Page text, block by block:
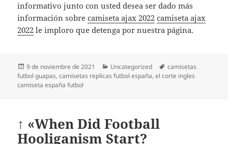
informativo junto con usted desea ser dado más
información sobrecamiseta ajax 2022 camiseta ajax
2022 le imploro que detenga por nuestra página.
Publicado
el
9 de noviembre de 2021 Categorías
Uncategorized Etiquetas
camisetas
futbol guapas,camisetas replicas futbol españa,el corte ingles
camiseta españa futbol
↑ «When Did Football
Hooliganism Start?